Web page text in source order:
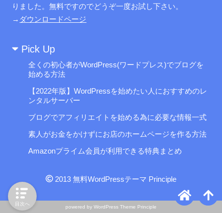
りました。無料ですのでどうぞ一度お試し下さい。
→ ダウンロードページ
Pick Up
全くの初心者がWordPress(ワードプレス)でブログを
始める方法
【2022年版】WordPressを始めたい人におすすめのレ
ンタルサーバー
ブログでアフィリエイトを始める為に必要な情報一式
素人がお金をかけずにお店のホームページを作る方法
Amazonプライム会員が利用できる特典まとめ
2013無料WordPressテーマ Principle
powered by WordPress Theme Principle
目次へ